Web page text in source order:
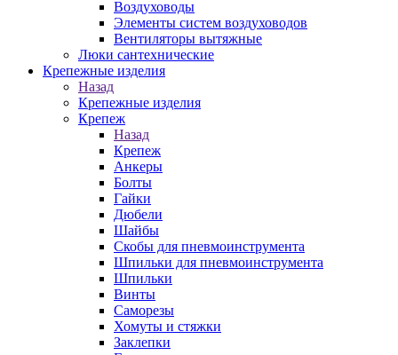
Воздуховоды
Элементы систем воздуховодов
Вентиляторы вытяжные
Люки сантехнические
Крепежные изделия
Назад
Крепежные изделия
Крепеж
Назад
Крепеж
Анкеры
Болты
Гайки
Дюбели
Шайбы
Скобы для пневмоинструмента
Шпильки для пневмоинструмента
Шпильки
Винты
Саморезы
Хомуты и стяжки
Заклепки